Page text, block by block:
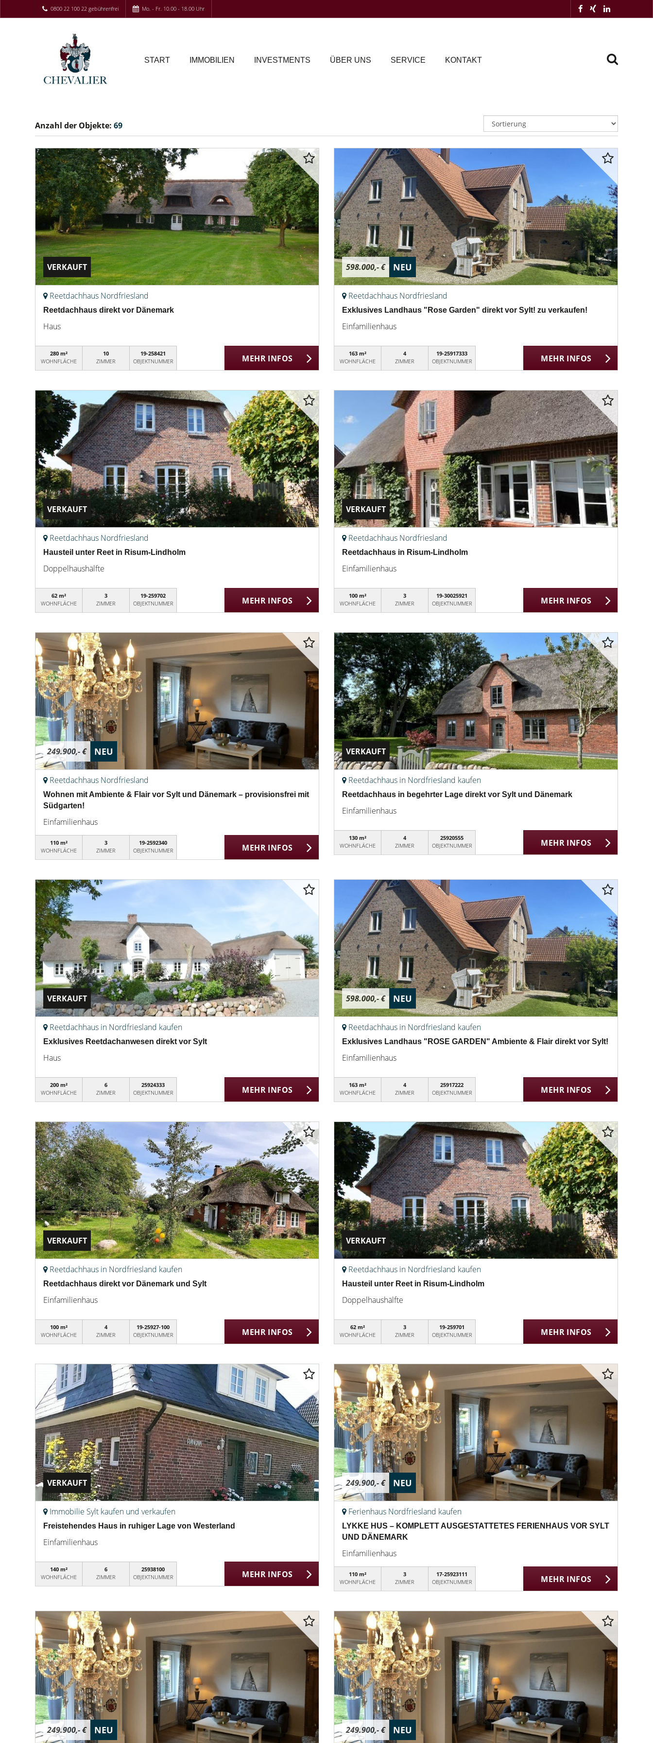
0800 22 100 22 gebührenfrei Mo. - Fr. 10.00 - 18.00 Uhr
START IMMOBILIEN INVESTMENTS ÜBER UNS SERVICE KONTAKT
Anzahl der Objekte: 69
VERKAUFT
Reetdachhaus Nordfriesland
Reetdachhaus direkt vor Dänemark
Haus
280 m²
WOHNFLÄCHE
10
ZIMMER
19-258421
OBJEKTNUMMER
MEHR INFOS
598.000,- € NEU
Reetdachhaus Nordfriesland
Exklusives Landhaus "Rose Garden" direkt vor Sylt! zu verkaufen!
Einfamilienhaus
163 m²
WOHNFLÄCHE
4
ZIMMER
19-25917333
OBJEKTNUMMER
MEHR INFOS
VERKAUFT
Reetdachhaus Nordfriesland
Hausteil unter Reet in Risum-Lindholm
Doppelhaushälfte
62 m²
WOHNFLÄCHE
3
ZIMMER
19-259702
OBJEKTNUMMER
MEHR INFOS
VERKAUFT
Reetdachhaus Nordfriesland
Reetdachhaus in Risum-Lindholm
Einfamilienhaus
100 m²
WOHNFLÄCHE
3
ZIMMER
19-30025921
OBJEKTNUMMER
MEHR INFOS
249.900,- € NEU
Reetdachhaus Nordfriesland
Wohnen mit Ambiente & Flair vor Sylt und Dänemark – provisionsfrei mit
Südgarten!
Einfamilienhaus
110 m²
WOHNFLÄCHE
3
ZIMMER
19-2592340
OBJEKTNUMMER
MEHR INFOS
VERKAUFT
Reetdachhaus in Nordfriesland kaufen
Reetdachhaus in begehrter Lage direkt vor Sylt und Dänemark
Einfamilienhaus
130 m²
WOHNFLÄCHE
4
ZIMMER
25920555
OBJEKTNUMMER
MEHR INFOS
VERKAUFT
Reetdachhaus in Nordfriesland kaufen
Exklusives Reetdachanwesen direkt vor Sylt
Haus
200 m²
WOHNFLÄCHE
6
ZIMMER
25924333
OBJEKTNUMMER
MEHR INFOS
598.000,- € NEU
Reetdachhaus in Nordfriesland kaufen
Exklusives Landhaus "ROSE GARDEN" Ambiente & Flair direkt vor Sylt!
Einfamilienhaus
163 m²
WOHNFLÄCHE
4
ZIMMER
25917222
OBJEKTNUMMER
MEHR INFOS
VERKAUFT
Reetdachhaus in Nordfriesland kaufen
Reetdachhaus direkt vor Dänemark und Sylt
Einfamilienhaus
100 m²
WOHNFLÄCHE
4
ZIMMER
19-25927-100
OBJEKTNUMMER
MEHR INFOS
VERKAUFT
Reetdachhaus in Nordfriesland kaufen
Hausteil unter Reet in Risum-Lindholm
Doppelhaushälfte
62 m²
WOHNFLÄCHE
3
ZIMMER
19-259701
OBJEKTNUMMER
MEHR INFOS
VERKAUFT
Immobilie Sylt kaufen und verkaufen
Freistehendes Haus in ruhiger Lage von Westerland
Einfamilienhaus
140 m²
WOHNFLÄCHE
6
ZIMMER
25938100
OBJEKTNUMMER
MEHR INFOS
249.900,- € NEU
Ferienhaus Nordfriesland kaufen
LYKKE HUS – KOMPLETT AUSGESTATTETES FERIENHAUS VOR SYLT
UND DÄNEMARK
Einfamilienhaus
110 m²
WOHNFLÄCHE
3
ZIMMER
17-25923111
OBJEKTNUMMER
MEHR INFOS
249.900,- € NEU 249.900,- € NEU